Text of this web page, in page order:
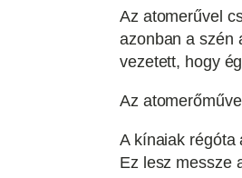
Az atomerűvel
azonban a szén
vezetett, hogy
Az
A kínaiak régóta
Ez lesz messze